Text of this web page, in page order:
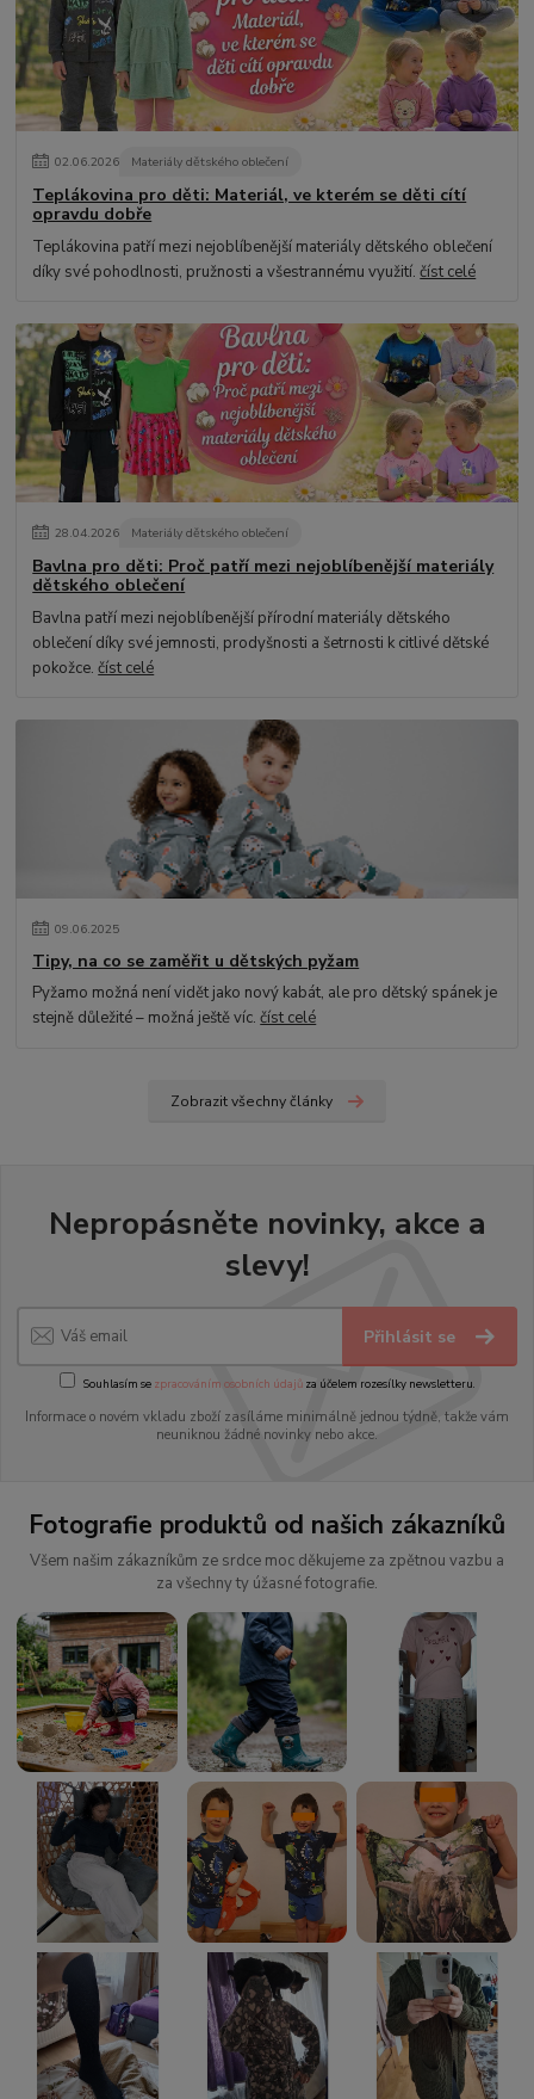
02.06.2026 Materiály dětského oblečení
Teplákovina pro děti: Materiál, ve kterém se děti cítí
opravdu dobře
Teplákovina patří mezi nejoblíbenější materiály dětského oblečení
díky své pohodlnosti, pružnosti a všestrannému využití.číst celé
28.04.2026 Materiály dětského oblečení
Bavlna pro děti: Proč patří mezi nejoblíbenější materiály
dětského oblečení
Bavlna patří mezi nejoblíbenější přírodní materiály dětského
oblečení díky své jemnosti, prodyšnosti a šetrnosti k citlivé dětské
pokožce.číst celé
09.06.2025
Tipy, na co se zaměřit u dětských pyžam
Pyžamo možná není vidět jako nový kabát, ale pro dětský spánek je
stejně důležité – možná ještě víc.číst celé
Zobrazit všechny články
Nepropásněte novinky, akce a
slevy!
Přihlásit se
Souhlasím se zpracováním osobních údajůza účelem rozesílky newsletteru.
Informace o novém vkladu zboží zasíláme minimálně jednou týdně, takže vám
neuniknou žádné novinky nebo akce.
Fotografie produktů od našich zákazníků
Všem našim zákazníkům ze srdce moc děkujeme za zpětnou vazbu a
za všechny ty úžasné fotografie.